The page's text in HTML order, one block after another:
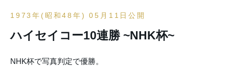
1973年(昭和48年) 05月11日公開
ハイセイコー10連勝 ~NHK杯~
NHK杯で写真判定で優勝。